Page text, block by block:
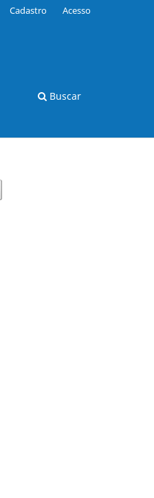
Buscar
Cadastro Acesso